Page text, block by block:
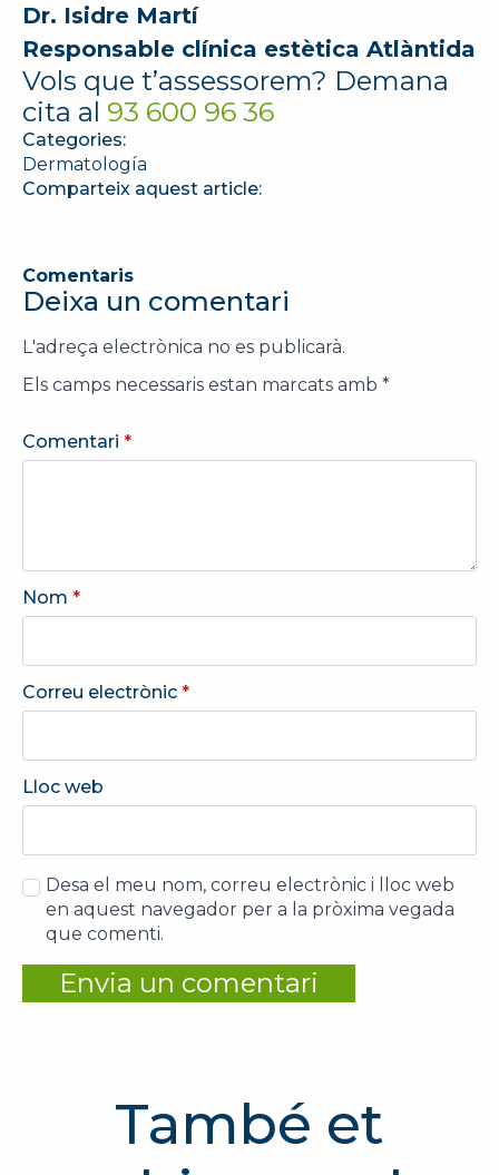
Dr. Isidre Martí
Responsable clínica estètica Atlàntida
Vols que t’assessorem? Demana
cita al 93 600 96 36
Categories:
Dermatología
Comparteix aquest article:
Comentaris
Deixa un comentari
L'adreça electrònica no es publicarà.
Els camps necessaris estan marcats amb *
Comentari *
Nom *
Correu electrònic *
Lloc web
Desa el meu nom, correu electrònic i lloc web
en aquest navegador per a la pròxima vegada
que comenti.
També et